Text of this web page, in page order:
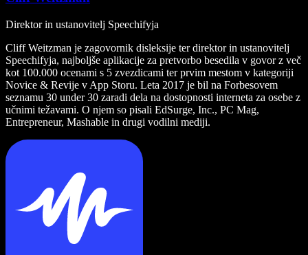
Direktor in ustanovitelj Speechifyja
Cliff Weitzman je zagovornik disleksije ter direktor in ustanovitelj
Speechifyja, najboljše aplikacije za pretvorbo besedila v govor z več
kot 100.000 ocenami s 5 zvezdicami ter prvim mestom v kategoriji
Novice & Revije v App Storu. Leta 2017 je bil na Forbesovem
seznamu 30 under 30 zaradi dela na dostopnosti interneta za osebe z
učnimi težavami. O njem so pisali EdSurge, Inc., PC Mag,
Entrepreneur, Mashable in drugi vodilni mediji.